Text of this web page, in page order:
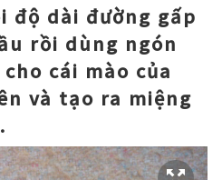
độ dài đường gấp
rồi dùng ngón
cái mào của
và tạo ra miệng